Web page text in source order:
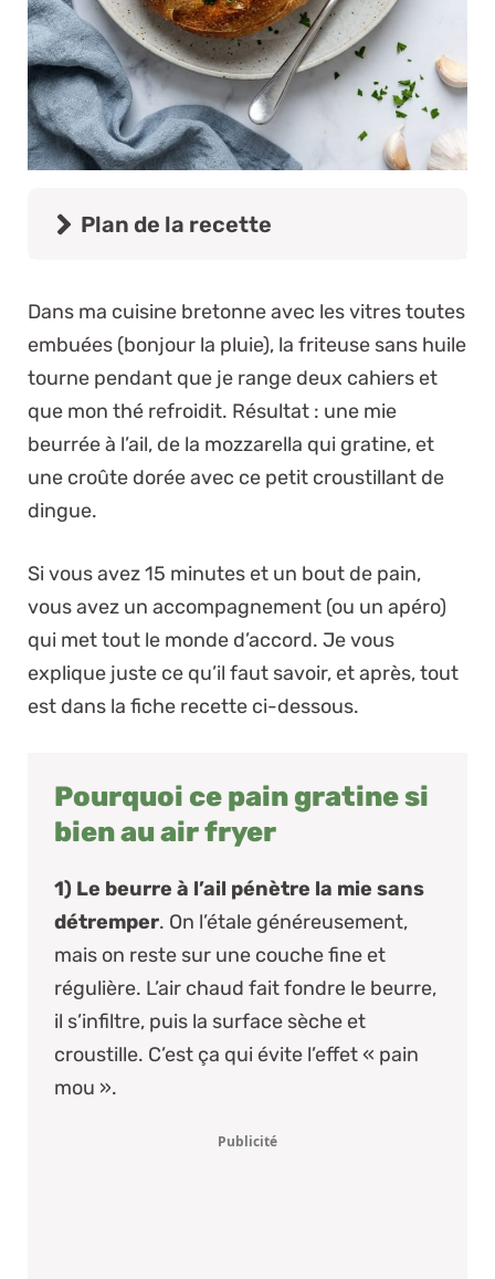
Plan de la recette
Dans ma cuisine bretonne avec les vitres toutes
embuées (bonjour la pluie), la friteuse sans huile
tourne pendant que je range deux cahiers et
que mon thé refroidit. Résultat : une mie
beurrée à l’ail, de la mozzarella qui gratine, et
une croûte dorée avec ce petit croustillant de
dingue.
Si vous avez 15 minutes et un bout de pain,
vous avez un accompagnement (ou un apéro)
qui met tout le monde d’accord. Je vous
explique juste ce qu’il faut savoir, et après, tout
est dans la fiche recette ci-dessous.
Pourquoi ce pain gratine si
bien au air fryer
1) Le beurre à l’ail pénètre la mie sans
détremper. On l’étale généreusement,
mais on reste sur une couche fine et
régulière. L’air chaud fait fondre le beurre,
il s’infiltre, puis la surface sèche et
croustille. C’est ça qui évite l’effet « pain
mou ».
Publicité